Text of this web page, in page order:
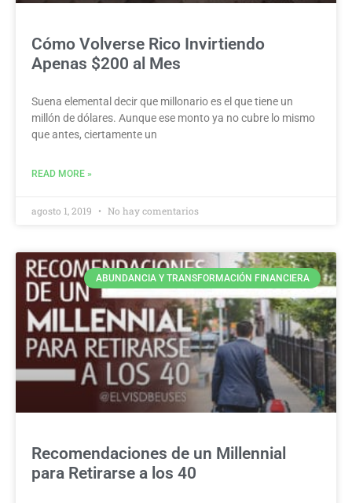
Cómo Volverse Rico Invirtiendo
Apenas $200 al Mes
Suena elemental decir que millonario es el que tiene un
millón de dólares. Aunque ese monto ya no cubre lo mismo
que antes, ciertamente un
READ MORE »
agosto 1, 2019 No hay comentarios
ABUNDANCIA Y TRANSFORMACIÓN FINANCIERA
Recomendaciones de un Millennial
para Retirarse a los 40